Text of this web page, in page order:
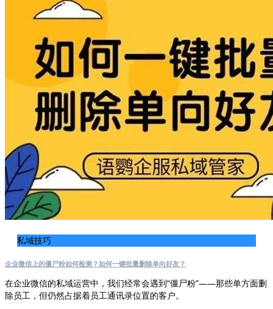
私域技巧
企业微信上的僵尸粉如何检测？如何一键批量删除单向好友？
在企业微信的私域运营中，我们经常会遇到“僵尸粉”——那些单方面删
除员工，但仍然占据着员工通讯录位置的客户。